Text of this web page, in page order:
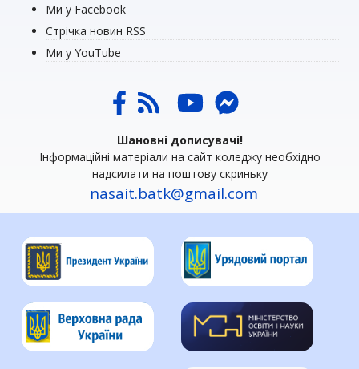
Ми у Facebook
Стрічка новин RSS
Ми у YouTube
Шановні дописувачі!
Інформаційні матеріали на сайт коледжу необхідно
надсилати на поштову скриньку
nasait.batk@gmail.com